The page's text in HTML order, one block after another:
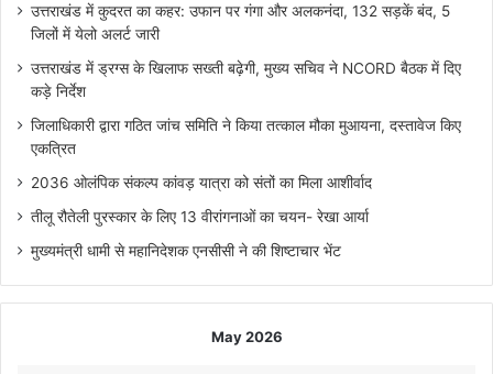
उत्तराखंड में कुदरत का कहर: उफान पर गंगा और अलकनंदा, 132 सड़कें बंद, 5
जिलों में येलो अलर्ट जारी
उत्तराखंड में ड्रग्स के खिलाफ सख्ती बढ़ेगी, मुख्य सचिव ने NCORD बैठक में दिए
कड़े निर्देश
जिलाधिकारी द्वारा गठित जांच समिति ने किया तत्काल मौका मुआयना, दस्तावेज किए
एकत्रित
2036 ओलंपिक संकल्प कांवड़ यात्रा को संतों का मिला आशीर्वाद
तीलू रौतेली पुरस्कार के लिए 13 वीरांगनाओं का चयन- रेखा आर्या
मुख्यमंत्री धामी से महानिदेशक एनसीसी ने की शिष्टाचार भेंट
May 2026